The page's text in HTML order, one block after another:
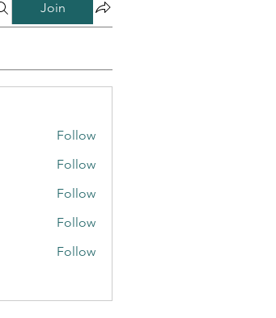
Join
Follow
Follow
Follow
Follow
Follow